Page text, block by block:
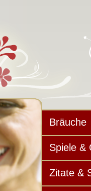
Bräuche
Spiele &
Zitate &